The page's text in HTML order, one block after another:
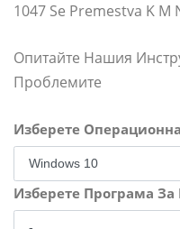
1047 Se Premestva K M
Опитайте Нашия
Проблемите
Изберете
Изберете Програма